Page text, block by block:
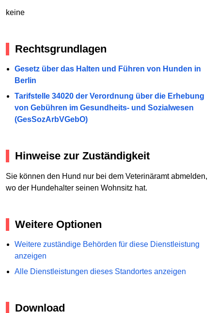
keine
Rechtsgrundlagen
Gesetz über das Halten und Führen von Hunden in
Berlin
Tarifstelle 34020 der Verordnung über die Erhebung
von Gebühren im Gesundheits- und Sozialwesen
(GesSozArbVGebO)
Hinweise zur Zuständigkeit
Sie können den Hund nur bei dem Veterinäramt abmelden,
wo der Hundehalter seinen Wohnsitz hat.
Weitere Optionen
Weitere zuständige Behörden für diese Dienstleistung
anzeigen
Alle Dienstleistungen dieses Standortes anzeigen
Download